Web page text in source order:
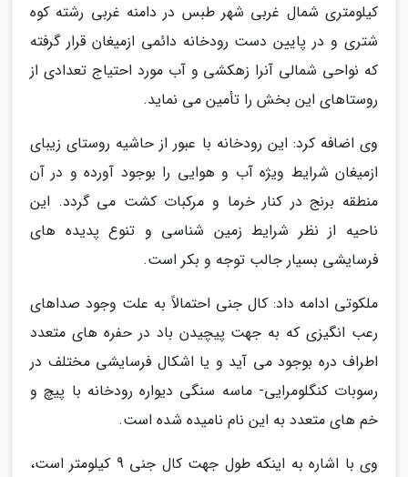
کیلومتری شمال غربی شهر طبس در دامنه غربی رشته کوه
شتری و در پایین دست رودخانه دائمی ازمیغان قرار گرفته
که نواحی شمالی آنرا زهکشی و آب مورد احتیاج تعدادی از
روستاهای این بخش را تأمین می نماید.
وی اضافه کرد: این رودخانه با عبور از حاشیه روستای زیبای
ازمیغان شرایط ویژه آب و هوایی را بوجود آورده و در آن
منطقه برنج در کنار خرما و مرکبات کشت می گردد. این
ناحیه از نظر شرایط زمین شناسی و تنوع پدیده های
فرسایشی بسیار جالب توجه و بکر است.
ملکوتی ادامه داد: کال جنی احتمالاً به علت وجود صداهای
رعب انگیزی که به جهت پیچیدن باد در حفره های متعدد
اطراف دره بوجود می آید و یا اشکال فرسایشی مختلف در
رسوبات کنگلومرایی- ماسه سنگی دیواره رودخانه با پیچ و
خم های متعدد به این نام نامیده شده است.
وی با اشاره به اینکه طول جهت کال جنی 9 کیلومتر است،